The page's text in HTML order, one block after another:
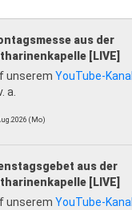
aus der
[LIVE]
unserem YouTube-Kanal
a.
(Mo)
aus der
[LIVE]
unserem YouTube-Kanal